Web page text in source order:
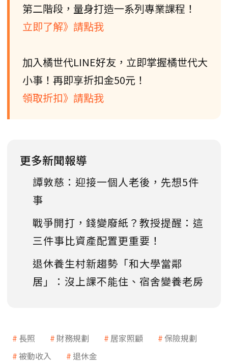
第二階段，量身打造一系列專業課程！
立即了解》請點我
加入橘世代LINE好友，立即掌握橘世代大
小事！再即享折扣金50元！
領取折扣》請點我
更多新聞報導
譚敦慈：迎接一個人老後，先想5件
事
戰爭開打，錢變廢紙？教授提醒：這
三件事比資產配置更重要！
退休養生村新趨勢「和大學當鄰
居」：沒上課不能住、宿舍變養老房
長照 財務規劃 居家照顧
保險規劃
被動收入
退休金